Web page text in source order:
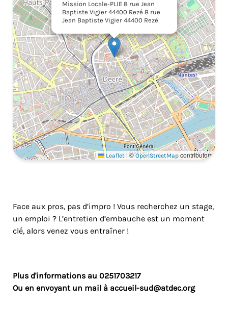
Mission Locale-PLIE 8 rue Jean
Baptiste Vigier 44400 Rezé 8 rue
Jean Baptiste Vigier 44400 Rezé
Leaflet |©OpenStreetMap contributors
Face aux pros, pas d’impro ! Vous recherchez un stage,
un emploi ? L’entretien d’embauche est un moment
clé, alors venez vous entraîner !
Plus d'informations au 0251703217
Ou en envoyant un mail à accueil-sud@atdec.org